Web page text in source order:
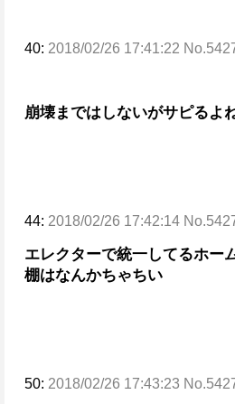
40: 2018/02/26 17:41:22
崩壊まではしないがサピるよ
44: 2018/02/26 17:42:14
エレクターで統一してるホー
棚はなんかちゃちい
50: 2018/02/26 17:43:23